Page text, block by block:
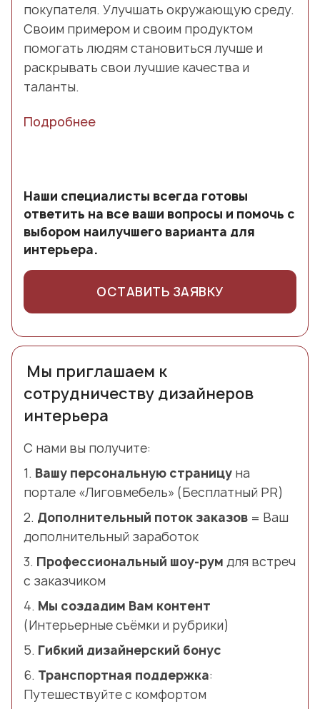
покупателя. Улучшать окружающую среду.
Своим примером и своим продуктом
помогать людям становиться лучше и
раскрывать свои лучшие качества и
таланты.
Подробнее
Наши специалисты всегда готовы
ответить на все ваши вопросы и помочь с
выбором наилучшего варианта для
интерьера.
ОСТАВИТЬ ЗАЯВКУ
Мы приглашаем к
сотрудничеству дизайнеров
интерьера
С нами вы получите:
1. Вашу персональную страницу на
портале «Лиговмебель» (Бесплатный PR)
2. Дополнительный поток заказов = Ваш
дополнительный заработок
3. Профессиональный шоу-рум для встреч
с заказчиком
4. Мы создадим Вам контент
(Интерьерные съёмки и рубрики)
5. Гибкий дизайнерский бонус
6. Транспортная поддержка:
Путешествуйте с комфортом